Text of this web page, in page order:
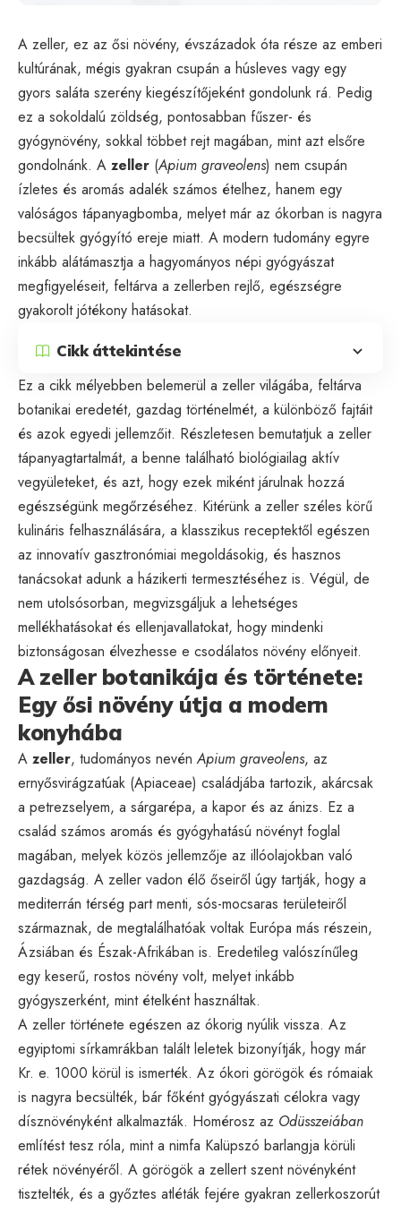
A zeller, ez az ősi növény, évszázadok óta része az emberi
kultúrának, mégis gyakran csupán a húsleves vagy egy
gyors saláta szerény kiegészítőjeként gondolunk rá. Pedig
ez a sokoldalú zöldség, pontosabban fűszer- és
gyógynövény, sokkal többet rejt magában, mint azt elsőre
gondolnánk. A zeller (Apium graveolens) nem csupán
ízletes és aromás adalék számos ételhez, hanem egy
valóságos tápanyagbomba, melyet már az ókorban is nagyra
becsültek gyógyító ereje miatt. A modern tudomány egyre
inkább alátámasztja a hagyományos népi gyógyászat
megfigyeléseit, feltárva a zellerben rejlő, egészségre
gyakorolt jótékony hatásokat.
Cikk áttekintése
Ez a cikk mélyebben belemerül a zeller világába, feltárva
botanikai eredetét, gazdag történelmét, a különböző fajtáit
és azok egyedi jellemzőit. Részletesen bemutatjuk a zeller
tápanyagtartalmát, a benne található biológiailag aktív
vegyületeket, és azt, hogy ezek miként járulnak hozzá
egészségünk megőrzéséhez. Kitérünk a zeller széles körű
kulináris felhasználására, a klasszikus receptektől egészen
az innovatív gasztronómiai megoldásokig, és hasznos
tanácsokat adunk a házikerti termesztéséhez is. Végül, de
nem utolsósorban, megvizsgáljuk a lehetséges
mellékhatásokat és ellenjavallatokat, hogy mindenki
biztonságosan élvezhesse e csodálatos növény előnyeit.
A zeller botanikája és története:
Egy ősi növény útja a modern
konyhába
A zeller, tudományos nevénApium graveolens, az
ernyősvirágzatúak (Apiaceae) családjába tartozik, akárcsak
a petrezselyem, a sárgarépa, a kapor és az ánizs. Ez a
család számos aromás és gyógyhatású növényt foglal
magában, melyek közös jellemzője az illóolajokban való
gazdagság. A zeller vadon élő őseiről úgy tartják, hogy a
mediterrán térség part menti, sós-mocsaras területeiről
származnak, de megtalálhatóak voltak Európa más részein,
Ázsiában és Észak-Afrikában is. Eredetileg valószínűleg
egy keserű, rostos növény volt, melyet inkább
gyógyszerként, mint ételként használtak.
A zeller története egészen az ókorig nyúlik vissza. Az
egyiptomi sírkamrákban talált leletek bizonyítják, hogy már
Kr. e. 1000 körül is ismerték. Az ókori görögök és rómaiak
is nagyra becsülték, bár főként gyógyászati célokra vagy
dísznövényként alkalmazták. Homérosz az Odüsszeiában
említést tesz róla, mint a nimfa Kalüpszó barlangja körüli
rétek növényéről. A görögök a zellert szent növényként
tisztelték, és a győztes atléták fejére gyakran zellerkoszorút